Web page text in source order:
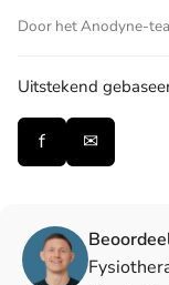
Door het Anodyne-
Uitstekend
f ✉